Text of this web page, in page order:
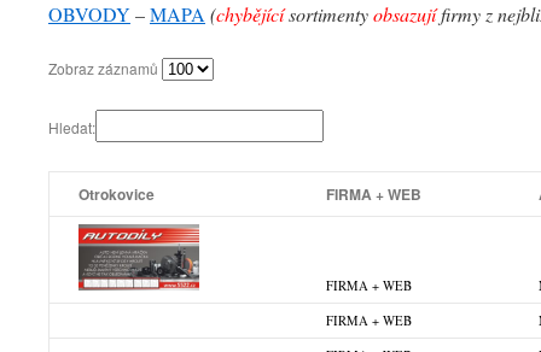
OBVODY –MAPA (chybějícísortimentyobsazujífirmy z
Zobraz záznamů
Hledat:
Otrokovice FIRMA + WEB
FIRMA + WEB
FIRMA + WEB